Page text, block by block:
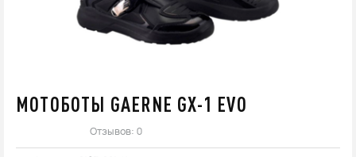
МОТОБОТЫ GAERNE GX-1 EVO
Отзывов: 0